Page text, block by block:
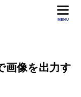
MENU
像を出力す